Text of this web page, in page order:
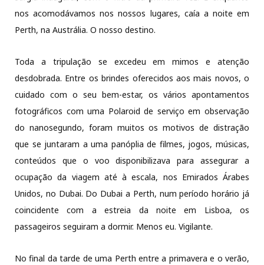
nos acomodávamos nos nossos lugares, caía a noite em
Perth, na Austrália. O nosso destino.
Toda a tripulação se excedeu em mimos e atenção
desdobrada. Entre os brindes oferecidos aos mais novos, o
cuidado com o seu bem-estar, os vários apontamentos
fotográficos com uma Polaroid de serviço em observação
do nanosegundo, foram muitos os motivos de distração
que se juntaram a uma panóplia de filmes, jogos, músicas,
conteúdos que o voo disponibilizava para assegurar a
ocupação da viagem até à escala, nos Emirados Árabes
Unidos, no Dubai. Do Dubai a Perth, num período horário já
coincidente com a estreia da noite em Lisboa, os
passageiros seguiram a dormir. Menos eu. Vigilante.
No final da tarde de uma Perth entre a primavera e o verão,